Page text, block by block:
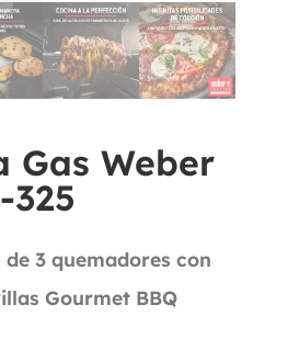
Gas Weber
325
3 quemadores con
Gourmet BBQ